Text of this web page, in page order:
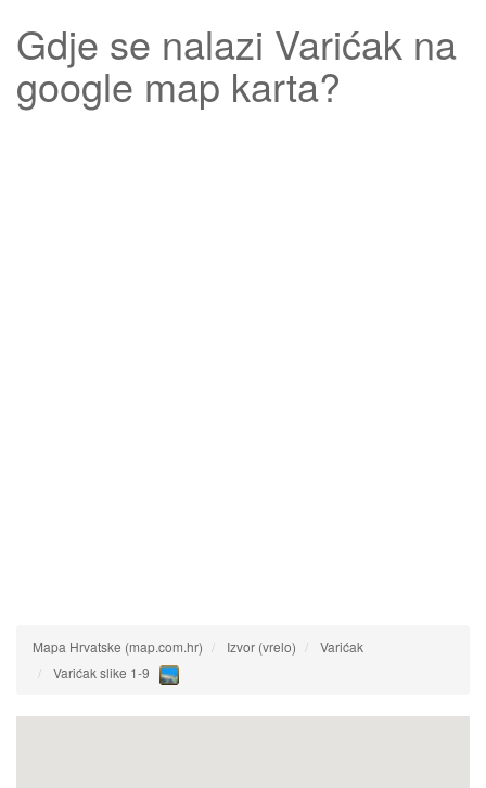
Gdje se nalazi Varićak na
google map karta?
Mapa Hrvatske (map.com.hr) Izvor (vrelo)
Varićak
Varićak slike 1-9